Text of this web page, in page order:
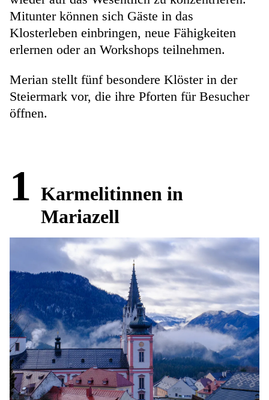
Mitunter können sich Gäste in das
Klosterleben einbringen, neue Fähigkeiten
erlernen oder an Workshops teilnehmen.
Merian stellt fünf besondere Klöster in der
Steiermark vor, die ihre Pforten für Besucher
öffnen.
1 Karmelitinnen in
Mariazell